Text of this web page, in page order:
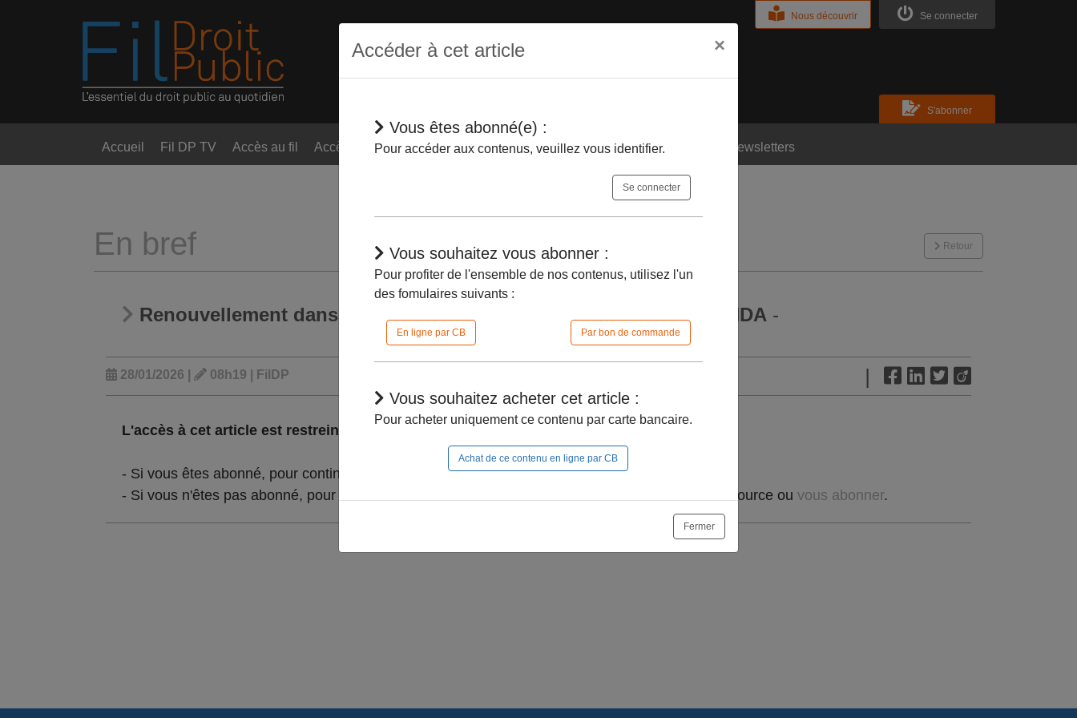
Se connecter
Nous découvrir
S'abonner
Accueil Fil DP TV Accès au fil Accès thématique Dépêches Jurisprudences En bref Newsletters
En bref Retour
Renouvellement dans leurs fonctions de deux assesseurs à la CNDA -
28/01/2026 | 08h19 | FilDP |
L'accès à cet article est restreint :
- Si vous êtes abonné, pour continuer à naviguer dans le site, vous devezvous connecter
- Si vous n'êtes pas abonné, pour lire la suite, vous pouvez
et son document source ou vous abonner.
Accéder à cet article ×
Vous êtes abonné(e) :
Pour accéder aux contenus, veuillez vous identifier.
Se connecter
Vous souhaitez vous abonner :
Pour profiter de l'ensemble de nos contenus, utilisez l'un
des fomulaires suivants :
En ligne par CB Par bon de commande
Vous souhaitez acheter cet article :
Pour acheter uniquement ce contenu par carte bancaire.
Achat de ce contenu en ligne par CB
Fermer